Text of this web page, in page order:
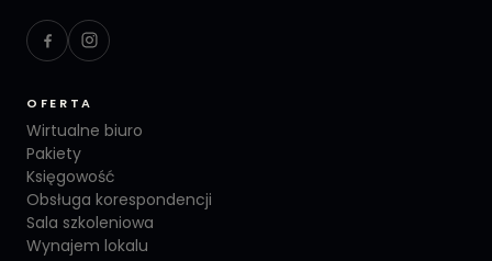
OFERTA
Wirtualne biuro
Pakiety
Księgowość
Obsługa korespondencji
Sala szkoleniowa
Wynajem lokalu